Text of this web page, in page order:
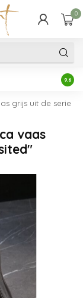
0
9.6
grijs uit de serie
vaas